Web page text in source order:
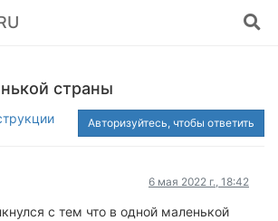
страны
Авторизуйтесь, чтобы ответить
6 мая 2022 г., 18:42
с тем что в одной маленькой